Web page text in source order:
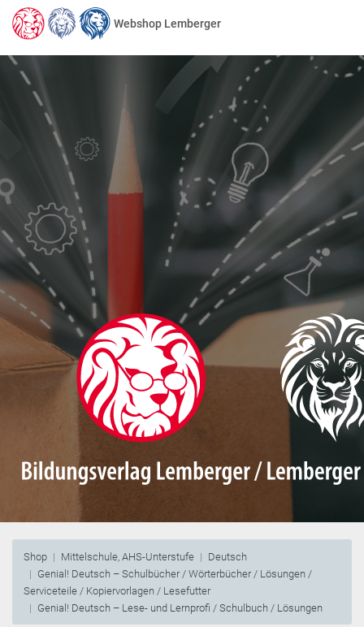
Webshop Lemberger
Shop Mittelschule, AHS-Unterstufe
Deutsch
Genial! Deutsch – Schulbücher / Wörterbücher / Lösungen /
Serviceteile / Kopiervorlagen / Lesefutter
Genial! Deutsch – Lese- und Lernprofi / Schulbuch / Lösungen